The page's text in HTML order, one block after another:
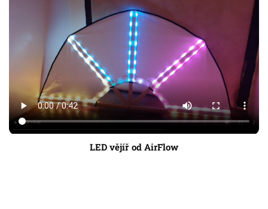
LED vějíř od AirFlow